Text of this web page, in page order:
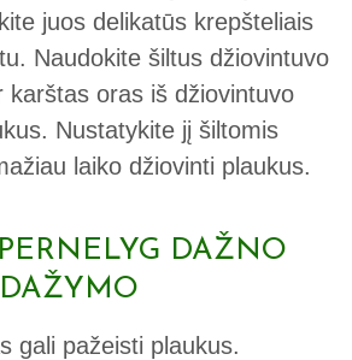
juos delikatūs krepšteliais
Naudokite šiltus džiovintuvo
karštas oras iš džiovintuvo
Nustatykite jį šiltomis
laiko džiovinti plaukus.
DAŽNO
DAŽYMO
gali pažeisti plaukus.